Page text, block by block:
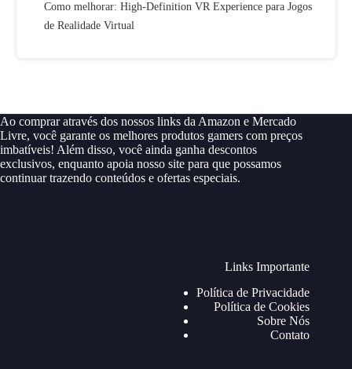
Como melhorar: High-Definition VR Experience para Jogos
de Realidade Virtual
Ao comprar através dos nossos links da Amazon e Mercado
Livre, você garante os melhores produtos gamers com preços
imbatíveis! Além disso, você ainda ganha descontos
exclusivos, enquanto apoia nosso site para que possamos
continuar trazendo conteúdos e ofertas especiais.
Links Importante
Política de Privacidade
Política de Cookies
Sobre Nós
Contato